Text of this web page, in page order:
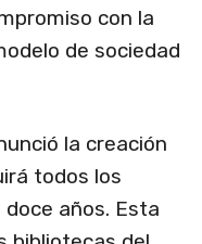
con la
de sociedad
la creación
todos los
años. Esta